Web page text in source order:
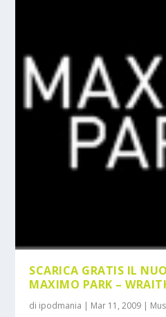
SCARICA GRATIS IL
MAXIMO PARK –
di ipodmania Mar 11, 2009